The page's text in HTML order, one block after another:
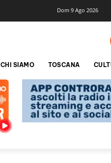
Dom 9 Ago 2026
CHI SIAMO TOSCANA